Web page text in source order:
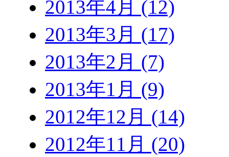
2013年4月 (12)
2013年3月 (17)
2013年2月 (7)
2013年1月 (9)
2012年12月 (14)
2012年11月 (20)